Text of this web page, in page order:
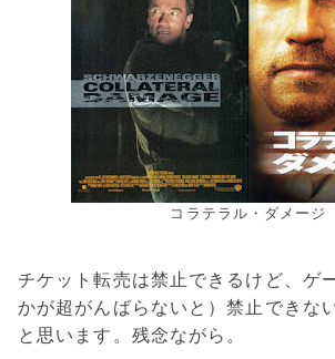
コラテラル・ダメージ
チケット転売は禁止できるけど、ゲ
かが超がんばらないと）禁止できな
と思います。残念ながら。